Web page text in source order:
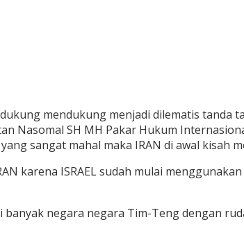
mendukung menjadi dilematis tanda
Nasomal SH MH Pakar Hukum
sangat mahal maka IRAN di awal kisah
karena ISRAEL sudah mulai
negara negara Tim-Teng dengan